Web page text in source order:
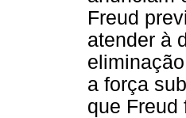
Freud
atender à
a força
que Freud